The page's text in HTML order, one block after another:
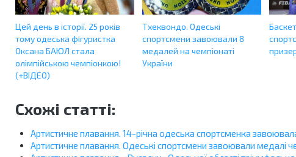
Цей день в історії. 25 років
тому одеська фігуристка
Оксана БАЮЛ стала
олімпійською чемпіонкою!
(+ВІДЕО)
Тхеквондо. Одеські
спортсмени завоювали 8
медалей на чемпіонаті
України
Схожі статті:
Артистичне плавання. 14-річна одеська спортсменка
Артистичне плавання. Одеські спортсмени завоювали медалі